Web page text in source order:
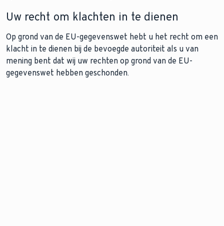
Uw recht om klachten in te dienen
Op grond van de EU-gegevenswet hebt u het recht om een
klacht in te dienen bij de bevoegde autoriteit als u van
mening bent dat wij uw rechten op grond van de EU-
gegevenswet hebben geschonden.